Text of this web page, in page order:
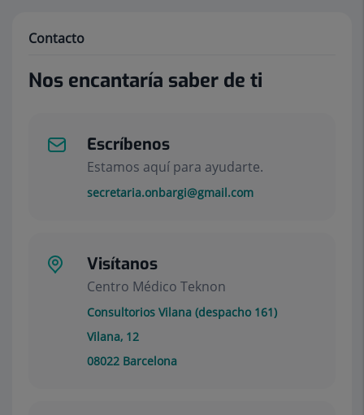
Contacto
Nos encantaría saber de ti
Escríbenos
Estamos aquí para ayudarte.
secretaria.onbargi@gmail.com
Visítanos
Centro Médico Teknon
Consultorios Vilana (despacho 161)
Vilana, 12
08022 Barcelona